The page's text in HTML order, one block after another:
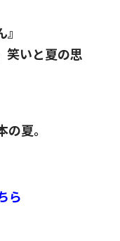
笑いと夏の思
夏。
ら